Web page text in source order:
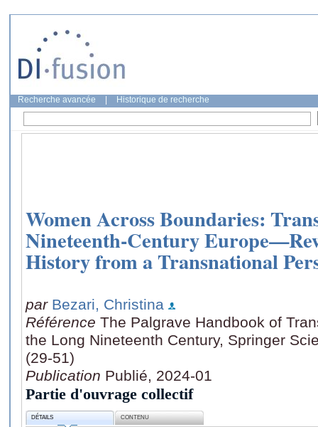
Recherche avancée Historique de recherche
Women Across Boundaries:
Nineteenth-Century
History from a Transnational
par Bezari, Christina
Référence The Palgrave Handbook of
the Long Nineteenth Century, Springer
(29-51)
Publication Publié, 2024-01
Partie d'ouvrage collectif
DÉTAILS CONTENU